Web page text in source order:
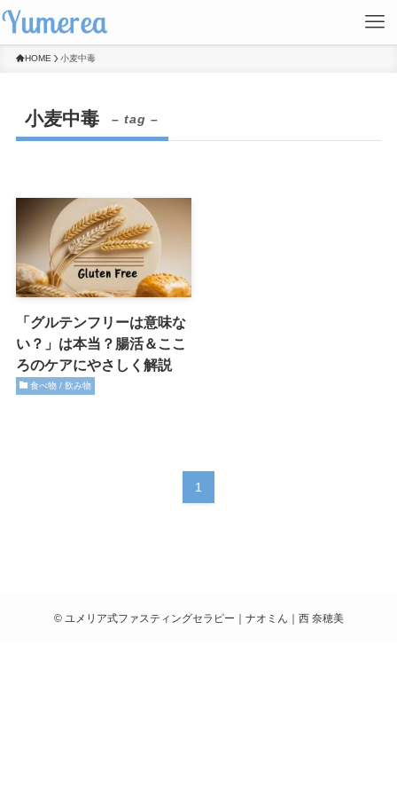
HOME 小麦中毒
小麦中毒 – tag –
「グルテンフリーは意味な
い？」は本当？腸活＆ここ
ろのケアにやさしく解説
食べ物 / 飲み物
1
©ユメリア式ファスティングセラピー｜ナオミん｜西 奈穂美